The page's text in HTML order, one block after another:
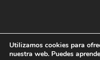
Subtotal:
© 2026 RigmoSur.
Creativo
Utilizamos cookies para
nuestra web. Puedes